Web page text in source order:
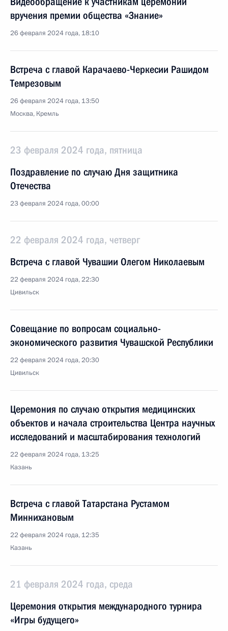
вручения премии общества «Знание»
26 февраля 2024 года, 18:10
Встреча с главой Карачаево-Черкесии Рашидом
Темрезовым
26 февраля 2024 года, 13:50
Москва, Кремль
23 февраля 2024 года, пятница
Поздравление по случаю Дня защитника
Отечества
23 февраля 2024 года, 00:00
22 февраля 2024 года, четверг
Встреча с главой Чувашии Олегом Николаевым
22 февраля 2024 года, 22:30
Цивильск
Совещание по вопросам социально-
экономического развития Чувашской Республики
22 февраля 2024 года, 20:30
Цивильск
Церемония по случаю открытия медицинских
объектов и начала строительства Центра научных
исследований и масштабирования технологий
22 февраля 2024 года, 13:25
Казань
Встреча с главой Татарстана Рустамом
Миннихановым
22 февраля 2024 года, 12:35
Казань
21 февраля 2024 года, среда
Церемония открытия международного турнира
«Игры будущего»